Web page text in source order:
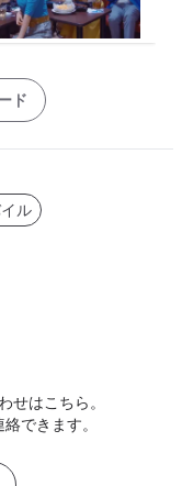
ド
ル
せはこちら。
できます。